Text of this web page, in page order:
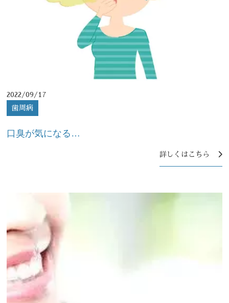
2022/09/17
歯周病
口臭が気になる…
詳しくはこちら